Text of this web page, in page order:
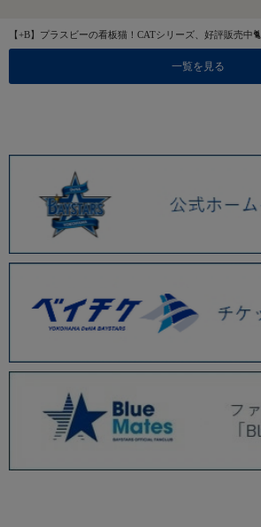
【+B】プラスビーの看板猫！CATシリーズ、好評販売中🐈
一覧を見る